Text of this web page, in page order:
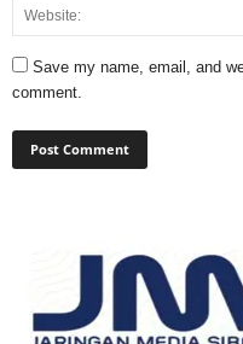
Save my name, email, and
comment.